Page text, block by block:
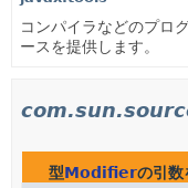
コンパイラなどのプロ
ースを提供します。
型Modifierの引数